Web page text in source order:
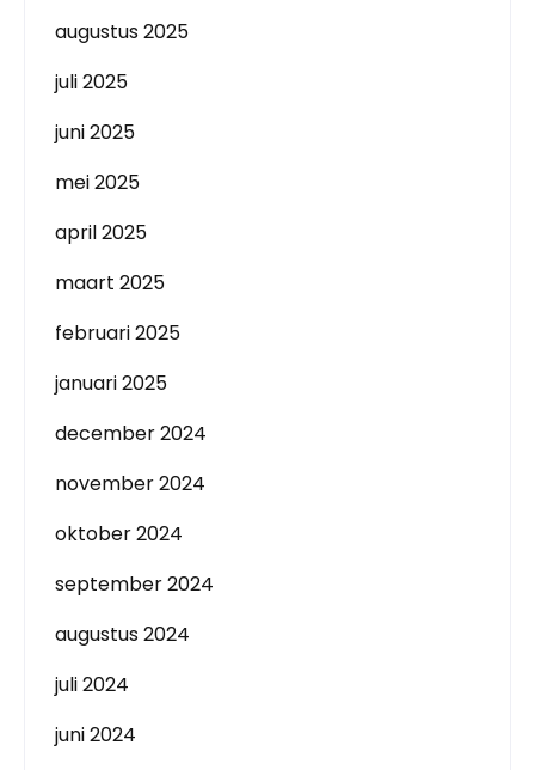
augustus 2025
juli 2025
juni 2025
mei 2025
april 2025
maart 2025
februari 2025
januari 2025
december 2024
november 2024
oktober 2024
september 2024
augustus 2024
juli 2024
juni 2024